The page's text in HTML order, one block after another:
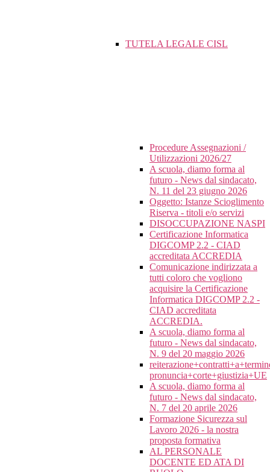
TUTELA LEGALE CISL
Procedure Assegnazioni /
Utilizzazioni 2026/27
A scuola, diamo forma al
futuro - News dal sindacato,
N. 11 del 23 giugno 2026
Oggetto: Istanze Scioglimento
Riserva - titoli e/o servizi
DISOCCUPAZIONE NASPI
Certificazione Informatica
DIGCOMP 2.2 - CIAD
accreditata ACCREDIA
Comunicazione indirizzata a
tutti coloro che vogliono
acquisire la Certificazione
Informatica DIGCOMP 2.2 -
CIAD accreditata
ACCREDIA.
A scuola, diamo forma al
futuro - News dal sindacato,
N. 9 del 20 maggio 2026
pronuncia+corte+giustizia+UE
A scuola, diamo forma al
futuro - News dal sindacato,
N. 7 del 20 aprile 2026
Formazione Sicurezza sul
Lavoro 2026 - la nostra
proposta formativa
AL PERSONALE
DOCENTE ED ATA DI